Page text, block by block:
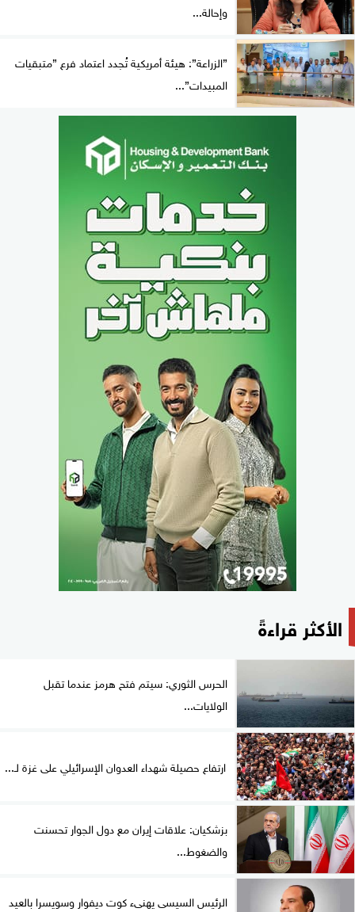
وإحالة...
”الزراعة”: هيئة أمريكية تُجدد اعتماد فرع ”متبقيات
المبيدات”...
الأكثر قراءةً
الحرس الثوري: سيتم فتح هرمز عندما تقبل
الولايات...
ارتفاع حصيلة شهداء العدوان الإسرائيلي على غزة لـ...
بزشكيان: علاقات إيران مع دول الجوار تحسنت
والضغوط...
الرئيس السيسى يهنىء كوت ديفوار وسويسرا بالعيد